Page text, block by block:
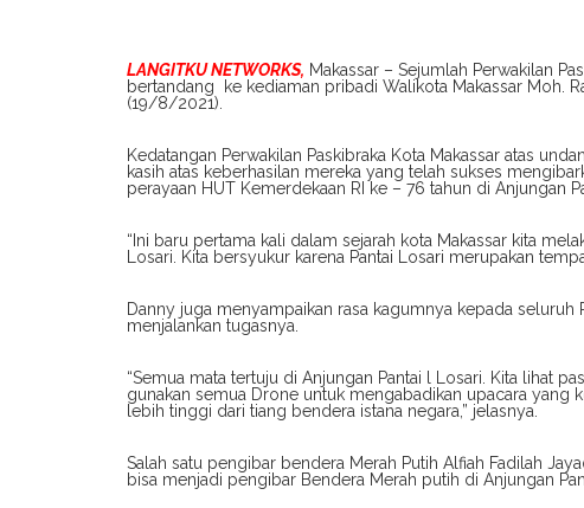
LANGITKU NETWORKS, Makassar – Sejumlah Perwakilan
bertandang ke kediaman pribadi Walikota Makassar Moh.
(19/8/2021).
Kedatangan Perwakilan Paskibraka Kota Makassar atas
kasih atas keberhasilan mereka yang telah sukses
perayaan HUT Kemerdekaan RI ke – 76 tahun di Anjungan
“Ini baru pertama kali dalam sejarah kota Makassar kita
Losari. Kita bersyukur karena Pantai Losari merupakan
Danny juga menyampaikan rasa kagumnya kepada
menjalankan tugasnya.
“Semua mata tertuju di Anjungan Pantai l Losari. Kita lihat
gunakan semua Drone untuk mengabadikan upacara yang
lebih tinggi dari tiang bendera istana negara,” jelasnya.
Salah satu pengibar bendera Merah Putih Alfiah Fadilah
bisa menjadi pengibar Bendera Merah putih di Anjungan